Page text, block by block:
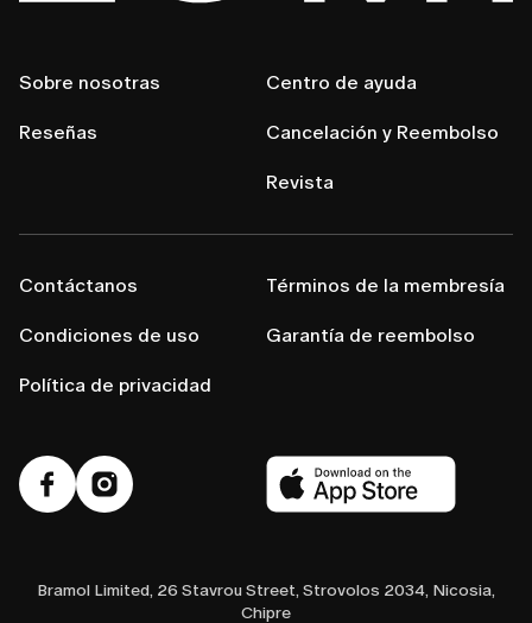
Sobre nosotras
Reseñas
Centro de ayuda
Cancelación y Reembolso
Revista
Contáctanos
Condiciones de uso
Política de privacidad
Términos de la membresía
Garantía de reembolso
Bramol Limited, 26 Stavrou Street, Strovolos 2034, Nicosia,
Chipre